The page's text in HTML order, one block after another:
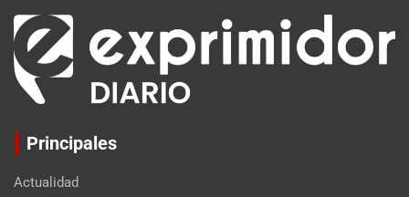
Principales
Actualidad